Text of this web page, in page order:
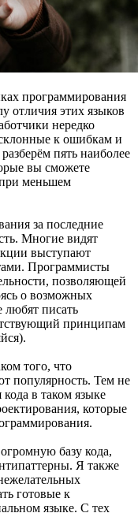
программирования
отличия этих языков
нередко
к ошибкам и
пять наиболее
вы сможете
при меньшем
за последние
Многие видят
выступают
Программисты
позволяющей
о возможных
любят писать
принципам
того, что
популярность. Тем не
в таком языке
которые
базу кода,
Я также
готовые к
языке. С тех